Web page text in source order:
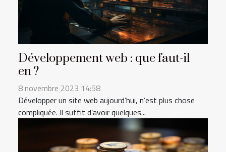
Développement web : que faut-il
en ?
8 novembre 2023 14:58
Développer un site web aujourd’hui, n’est plus chose
compliquée. Il suffit d’avoir quelques...